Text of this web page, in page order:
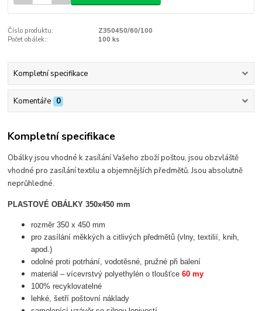
Číslo produktu:
Z350450/60/100
Počet obálek::
100 ks
Kompletní specifikace
Komentáře 0
Kompletní specifikace
Obálky jsou vhodné k zasílání Vašeho zboží poštou, jsou obzvláště
vhodné pro zasílání textilu a objemnějších předmětů. Jsou absolutně
neprůhledné.
PLASTOVÉ OBÁLKY 350x450 mm
rozměr 350 x 450 mm
pro zasílání měkkých a citlivých předmětů (vlny, textilií, knih,
apod.)
odolné proti potrhání, vodotěsné, pružné při balení
materiál – vícevrstvý polyethylén o tloušťce60 my
100% recyklovatelné
lehké, šetří poštovní náklady